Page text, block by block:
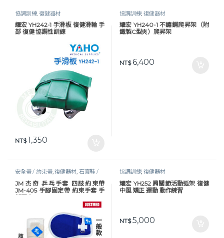
協調訓練,復健器材
耀宏 YH242-1 手滑板 復健滑輪 手
部 復健 協調性訓練
NT$1,350
協調訓練,復健器材
耀宏 YH240-1 不鏽鋼爬昇架（附
鐵製C型夾）爬昇架
NT$6,400
安全帶 / 約束帶,復健器材, 石膏鞋 /
約束手套, 移位輔具,行動輔具
JM 杰奇 乒乓手套 四肢約束帶
JM-405 手腳固定帶 約束手套 手
協調訓練,復健器材
耀宏 YH252 肩關節活動弧架 復健
中風 矯正 運動 動作練習
NT$5,000